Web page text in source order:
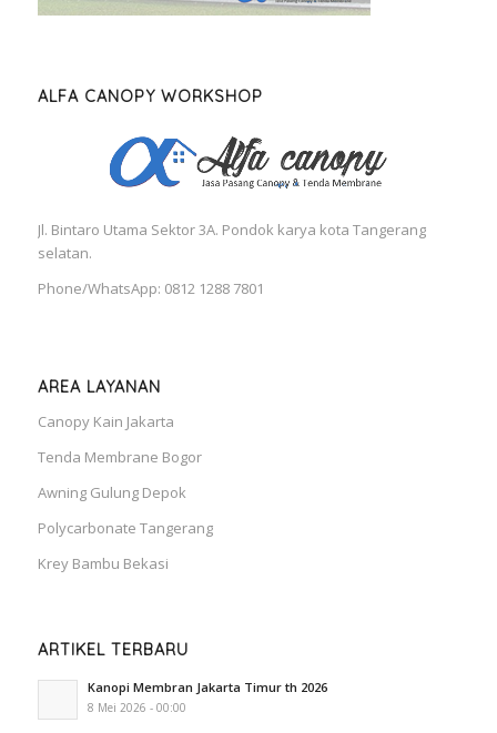
ALFA CANOPY WORKSHOP
Jl. Bintaro Utama Sektor 3A. Pondok karya kota Tangerang
selatan.
Phone/WhatsApp: 0812 1288 7801
AREA LAYANAN
Canopy Kain Jakarta
Tenda Membrane Bogor
Awning Gulung Depok
Polycarbonate Tangerang
Krey Bambu Bekasi
ARTIKEL TERBARU
Kanopi Membran Jakarta Timur th 2026
8 Mei 2026 - 00:00